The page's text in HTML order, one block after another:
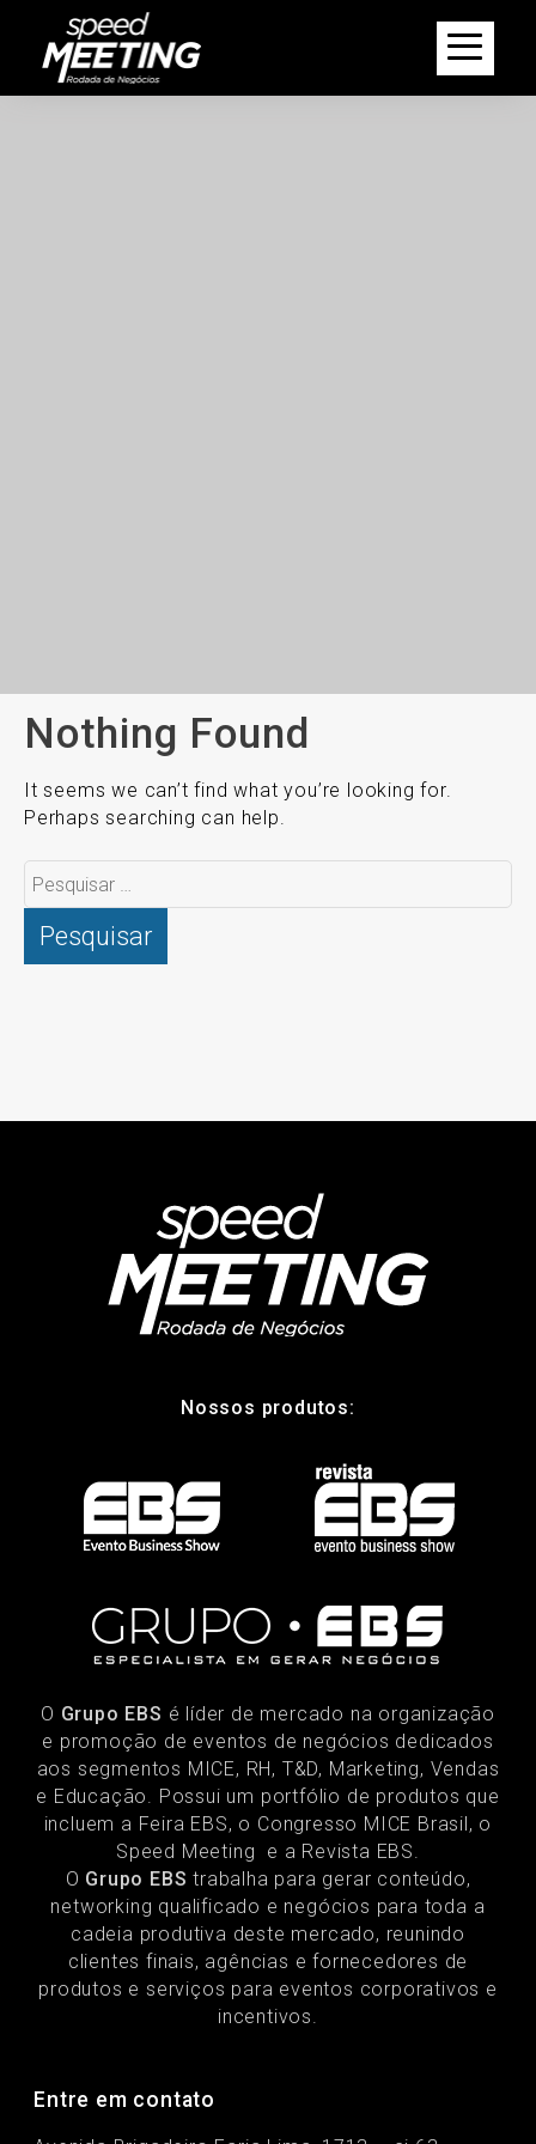
Nothing Found
It seems we can’t find what you’re looking for.
Perhaps searching can help.
Pesquisar
por:
Nossos produtos:
O Grupo EBS é líder de mercado na organização
e promoção de eventos de negócios dedicados
aos segmentos MICE, RH, T&D, Marketing, Vendas
e Educação. Possui um portfólio de produtos que
incluem a Feira EBS, o Congresso MICE Brasil, o
Speed Meeting e a Revista EBS.
O Grupo EBS trabalha para gerar conteúdo,
networking qualificado e negócios para toda a
cadeia produtiva deste mercado, reunindo
clientes finais, agências e fornecedores de
produtos e serviços para eventos corporativos e
incentivos.
Entre em contato